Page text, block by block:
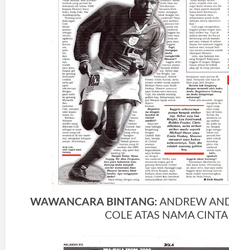
WAWANCARA BINTANG: ANDREW
COLE ATAS NAMA CINTA